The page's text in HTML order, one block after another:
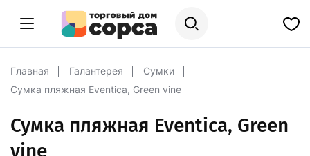
Главная Галантерея
Сумки
Сумка пляжная Eventica, Green vine
Сумка пляжная Eventica, Green
vine